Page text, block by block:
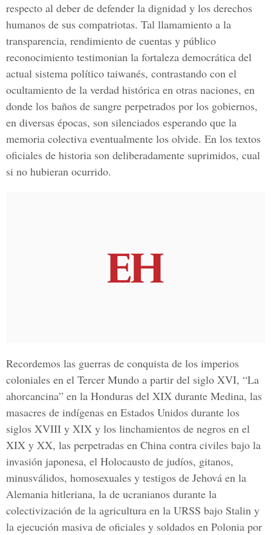
respecto al deber de defender la dignidad y los derechos
humanos de sus compatriotas. Tal llamamiento a la
transparencia, rendimiento de cuentas y público
reconocimiento testimonian la fortaleza democrática del
actual sistema político taiwanés, contrastando con el
ocultamiento de la verdad histórica en otras naciones, en
donde los baños de sangre perpetrados por los gobiernos,
en diversas épocas, son silenciados esperando que la
memoria colectiva eventualmente los olvide. En los textos
oficiales de historia son deliberadamente suprimidos, cual
si no hubieran ocurrido.
Recordemos las guerras de conquista de los imperios
coloniales en el Tercer Mundo a partir del siglo XVI, “La
ahorcancina” en la Honduras del XIX durante Medina, las
masacres de indígenas en Estados Unidos durante los
siglos XVIII y XIX y los linchamientos de negros en el
XIX y XX, las perpetradas en China contra civiles bajo la
invasión japonesa, el Holocausto de judíos, gitanos,
minusválidos, homosexuales y testigos de Jehová en la
Alemania hitleriana, la de ucranianos durante la
colectivización de la agricultura en la URSS bajo Stalin y
la ejecución masiva de oficiales y soldados en Polonia por